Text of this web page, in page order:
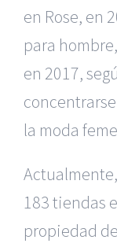
en Rose, en
para
en 2017,
la moda
183 tiendas
propiedad